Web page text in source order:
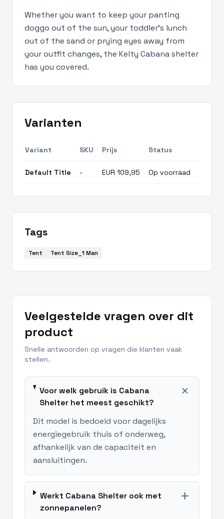
Whether you want to keep your panting
doggo out of the sun, your toddler's lunch
out of the sand or prying eyes away from
your outfit changes, the Kelty Cabana shelter
has you covered.
Varianten
Variant SKU Prijs Status
Default Title - EUR 109,95 Op voorraad
Tags
Tent Tent Size_1 Man
Veelgestelde vragen over dit
product
Snelle antwoorden op vragen die klanten vaak
stellen.
Voor welk gebruik is Cabana
Shelter het meest geschikt?
add
Dit model is bedoeld voor dagelijks
energiegebruik thuis of onderweg,
afhankelijk van de capaciteit en
aansluitingen.
Werkt Cabana Shelter ook met
zonnepanelen?
add